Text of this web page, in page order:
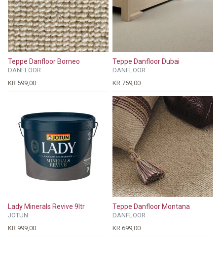
Teppe Danfloor Borneo
DANFLOOR
KR 599,00
Teppe Danfloor Dubai
DANFLOOR
KR 759,00
Lady Minerals Revive 9ltr
JOTUN
KR 999,00
Teppe Danfloor Montana
DANFLOOR
KR 699,00